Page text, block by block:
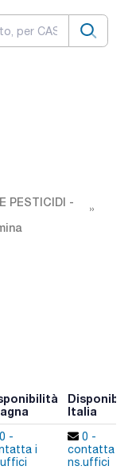
PESTICIDI -
Italia
-
i
0 -
contatta i
ns.uffici